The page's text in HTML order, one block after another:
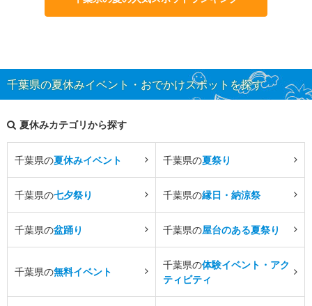
千葉県の夏休みイベント・おでかけスポットを探す
夏休みカテゴリから探す
千葉県の夏休みイベント 千葉県の夏祭り
千葉県の七夕祭り 千葉県の縁日・納涼祭
千葉県の盆踊り 千葉県の屋台のある夏祭り
千葉県の無料イベント
千葉県の体験イベント・アク
ティビティ